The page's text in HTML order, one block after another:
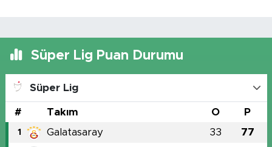
Süper Lig Puan Durumu
Süper Lig
# Takım O P
1 Galatasaray 33 77